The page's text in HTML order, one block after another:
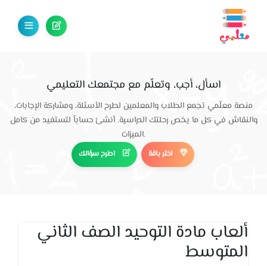
اسأل، أجب، وتعلّم مع مجتمعك التعليمي
منصة معلّمي تجمع الطلاب والمعلمين لطرح الأسئلة، ومشاركة الإجابات،
والنقاش في كل ما يخص رحلتك الدراسية. أنشئ حساباً لتستفيد من كامل
الميزات.
اطرح سؤالك اختر باقة
ألعاب مادة التوحيد الصف الثاني
المتوسط